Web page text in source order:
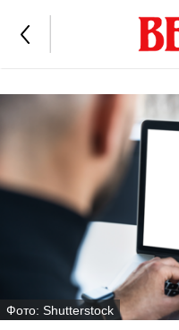
Фото: Shutterstock